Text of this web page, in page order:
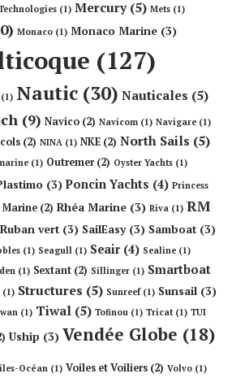
(1) Mercury(5) Mets (1)
Monaco (1) Monaco Marine (3)
(127)
(1) Nautic (30) Nauticales (5)
(9) Navico (2) Navicom (1) Navigare (1)
(2) NINA (1) NKE (2) North Sails (5)
(1) Outremer(2) Oyster Yachts (1)
(3) Poncin Yachts (4) Princess
(2) Rhéa Marine (3) Riva (1) RM
Ruban vert (3) SailEasy(3) Samboat (3)
(1) Seagull (1) Seair(4) Sealine (1)
(1) Sextant (2) Sillinger (1) Smartboat
(1) Structures (5) Sunreef(1) Sunsail (3)
(1) Tiwal (5) Tofinou (1) Tricat(1) TUI
Uship (3) Vendée Globe (18)
Océan (1) Voiles et Voiliers (2) Volvo (1)